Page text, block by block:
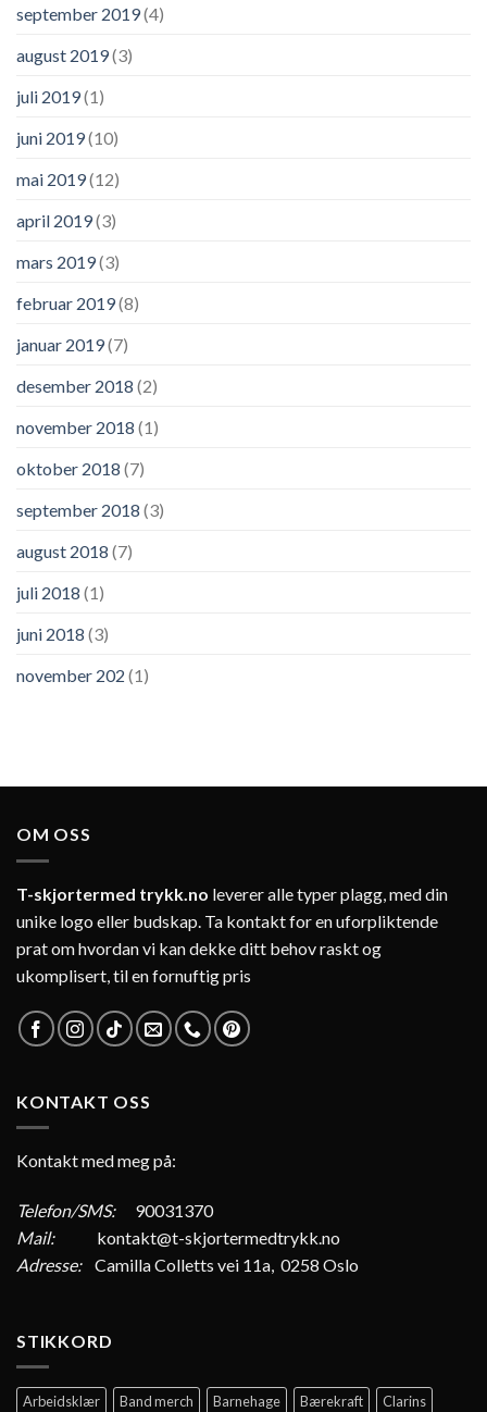
september 2019(4)
august 2019(3)
juli 2019(1)
juni 2019(10)
mai 2019(12)
april 2019(3)
mars 2019(3)
februar 2019(8)
januar 2019(7)
desember 2018 (2)
november 2018 (1)
oktober 2018 (7)
september 2018 (3)
august 2018 (7)
juli 2018 (1)
juni 2018 (3)
november 202 (1)
OM OSS
T-skjortermed trykk.no leverer alle typer plagg, med din
unike logo eller budskap. Ta kontakt for en uforpliktende
prat om hvordan vi kan dekke ditt behov raskt og
ukomplisert, til en fornuftig pris
KONTAKT OSS
Kontakt med meg på:
Telefon/SMS:
90031370
Mail:
kontakt@t-skjortermedtrykk.no
Adresse: Camilla Colletts vei 11a, 0258 Oslo
STIKKORD
Arbeidsklær Band merch Barnehage Bærekraft Clarins